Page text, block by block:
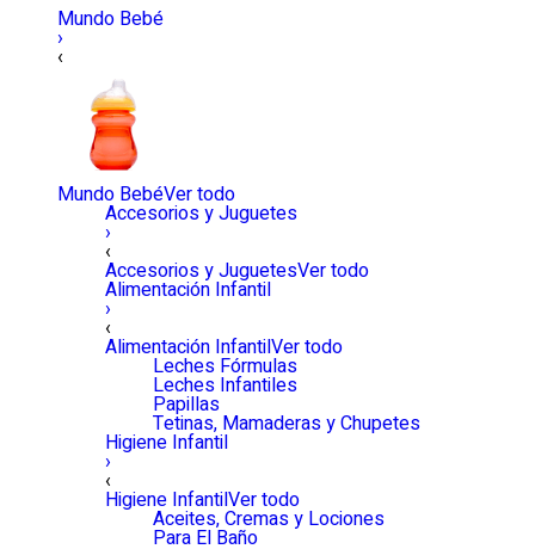
Mundo Bebé
›
‹
Mundo BebéVer todo
Accesorios y Juguetes
›
‹
Accesorios y JuguetesVer todo
Alimentación Infantil
›
‹
Alimentación InfantilVer todo
Leches Fórmulas
Leches Infantiles
Papillas
Tetinas, Mamaderas y Chupetes
Higiene Infantil
›
‹
Higiene InfantilVer todo
Aceites, Cremas y Lociones
Para El Baño